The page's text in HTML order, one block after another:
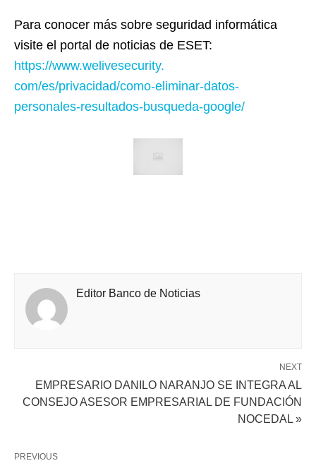
Para conocer más sobre seguridad informática
visite el portal de noticias de ESET:
https://www.welivesecurity.
com/es/privacidad/como-eliminar-datos-
personales-resultados-busqueda-google/
Editor Banco de Noticias
NEXT
EMPRESARIO DANILO NARANJO SE INTEGRA AL
CONSEJO ASESOR EMPRESARIAL DE FUNDACIÓN
NOCEDAL »
PREVIOUS